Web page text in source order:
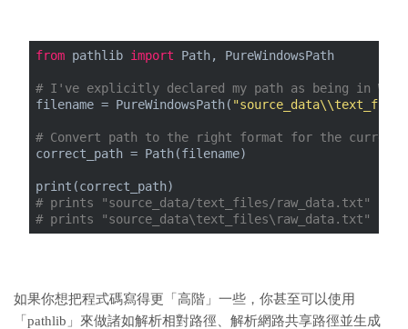
from pathlib import Path, PureWindowsPath
# I've explicitly declared my path as being in
filename = PureWindowsPath(
# Convert path to the right format for the current
correct_path = Path(filename)
print(correct_path)
# prints "source_data/text_files/raw_data.txt" on
# prints "source_data\text_files\raw_data.txt" on
如果你想把程式碼寫得更「高階」一些，你甚至可以使用
「pathlib」來做諸如解析相對路徑、解析網路共享路徑並生成